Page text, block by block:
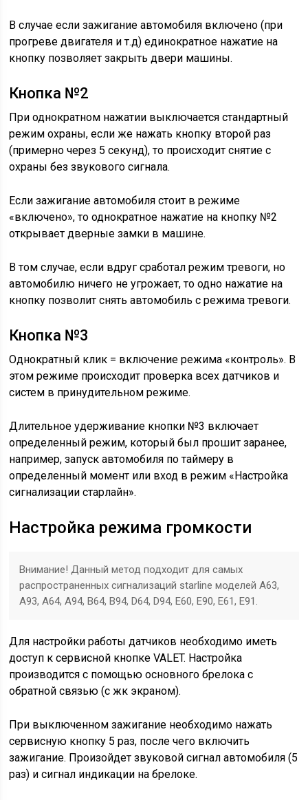
В случае если зажигание автомобиля включено (при
прогреве двигателя и т.д) единократное нажатие на
кнопку позволяет закрыть двери машины.
Кнопка №2
При однократном нажатии выключается стандартный
режим охраны, если же нажать кнопку второй раз
(примерно через 5 секунд), то происходит снятие с
охраны без звукового сигнала.
Если зажигание автомобиля стоит в режиме
«включено», то однократное нажатие на кнопку №2
открывает дверные замки в машине.
В том случае, если вдруг сработал режим тревоги, но
автомобилю ничего не угрожает, то одно нажатие на
кнопку позволит снять автомобиль с режима тревоги.
Кнопка №3
Однократный клик = включение режима «контроль». В
этом режиме происходит проверка всех датчиков и
систем в принудительном режиме.
Длительное удерживание кнопки №3 включает
определенный режим, который был прошит заранее,
например, запуск автомобиля по таймеру в
определенный момент или вход в режим «Настройка
сигнализации старлайн».
Настройка режима громкости
Внимание! Данный метод подходит для самых
распространенных сигнализаций starline моделей A63,
A93, A64, A94, B64, B94, D64, D94, E60, E90, E61, E91.
Для настройки работы датчиков необходимо иметь
доступ к сервисной кнопке VALET. Настройка
производится с помощью основного брелока с
обратной связью (с жк экраном).
При выключенном зажигание необходимо нажать
сервисную кнопку 5 раз, после чего включить
зажигание. Произойдет звуковой сигнал автомобиля (5
раз) и сигнал индикации на брелоке.